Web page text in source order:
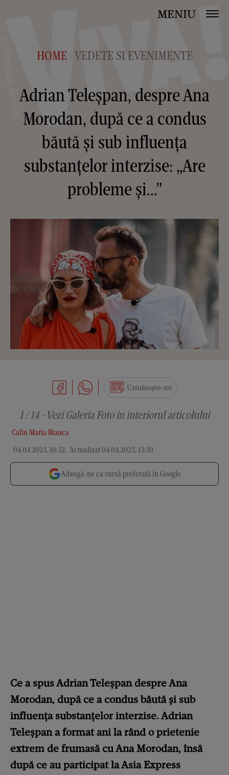
MENIU
HOME > VEDETE SI EVENIMENTE
Adrian Teleșpan, despre Ana
Morodan, după ce a condus
băută și sub influența
substanțelor interzise: „Are
probleme și...”
Calin Maria Bianca
04.04.2023, 10:32. Actualizat 04.04.2023, 13:30
Urmărește-ne
1 / 14 - Vezi Galeria Foto in interiorul articolului
Adaugă-ne ca sursă preferată în Google
Ce a spus Adrian Teleșpan despre Ana
Morodan, după ce a condus băută și sub
influența substanțelor interzise. Adrian
Teleșpan a format ani la rând o prietenie
extrem de frumasă cu Ana Morodan, însă
după ce au participat la Asia Express